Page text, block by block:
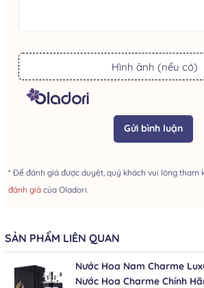
Hình ảnh (nếu có)
Gửi bình luận
* Để đánh giá được duyệt, quý khách vui lòng tham
đánh giá của Oladori.
SẢN PHẨM LIÊN QUAN
Nước Hoa Nam Charme
Nước Hoa Charme Chính